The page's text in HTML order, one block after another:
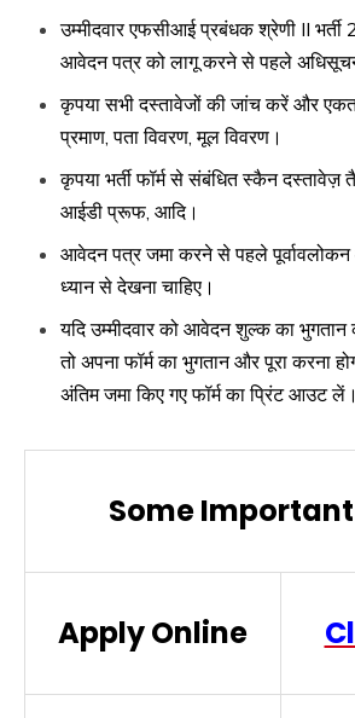
उम्मीदवार एफसीआई प्रबंधक श्रेणी II भर्ती
आवेदन पत्र को लागू करने से पहले
कृपया सभी दस्तावेजों की जांच करें और
प्रमाण, पता विवरण, मूल विवरण।
कृपया भर्ती फॉर्म से संबंधित स्कैन दस्तावेज़
आईडी प्रूफ, आदि।
आवेदन पत्र जमा करने से पहले
ध्यान से देखना चाहिए।
यदि उम्मीदवार को आवेदन शुल्क का
तो अपना फॉर्म का भुगतान और पूरा करना
अंतिम जमा किए गए फॉर्म का प्रिंट आउट लें।
Some
Apply Online